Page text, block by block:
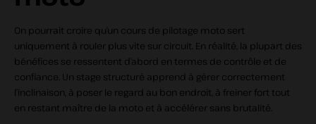
On pourrait croire qu’un cours de pilotage moto sert
uniquement à rouler plus vite sur circuit. En réalité, la plupart des
bénéfices se ressentent d’abord en termes de contrôle et de
confiance. Un stage structuré apprend à gérer correctement
l’inclinaison, à poser le regard au bon endroit, à freiner fort tout
en restant maître de la moto et à accélérer sans brutalité.